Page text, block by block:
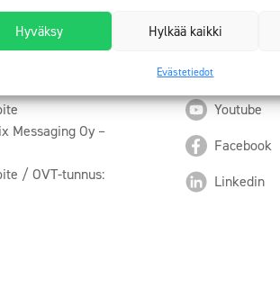
Hyväksy Hylkää kaikki
Evästetiedot
Messaging Oy –
/ OVT-tunnus:
Youtube
Facebook
Linkedin